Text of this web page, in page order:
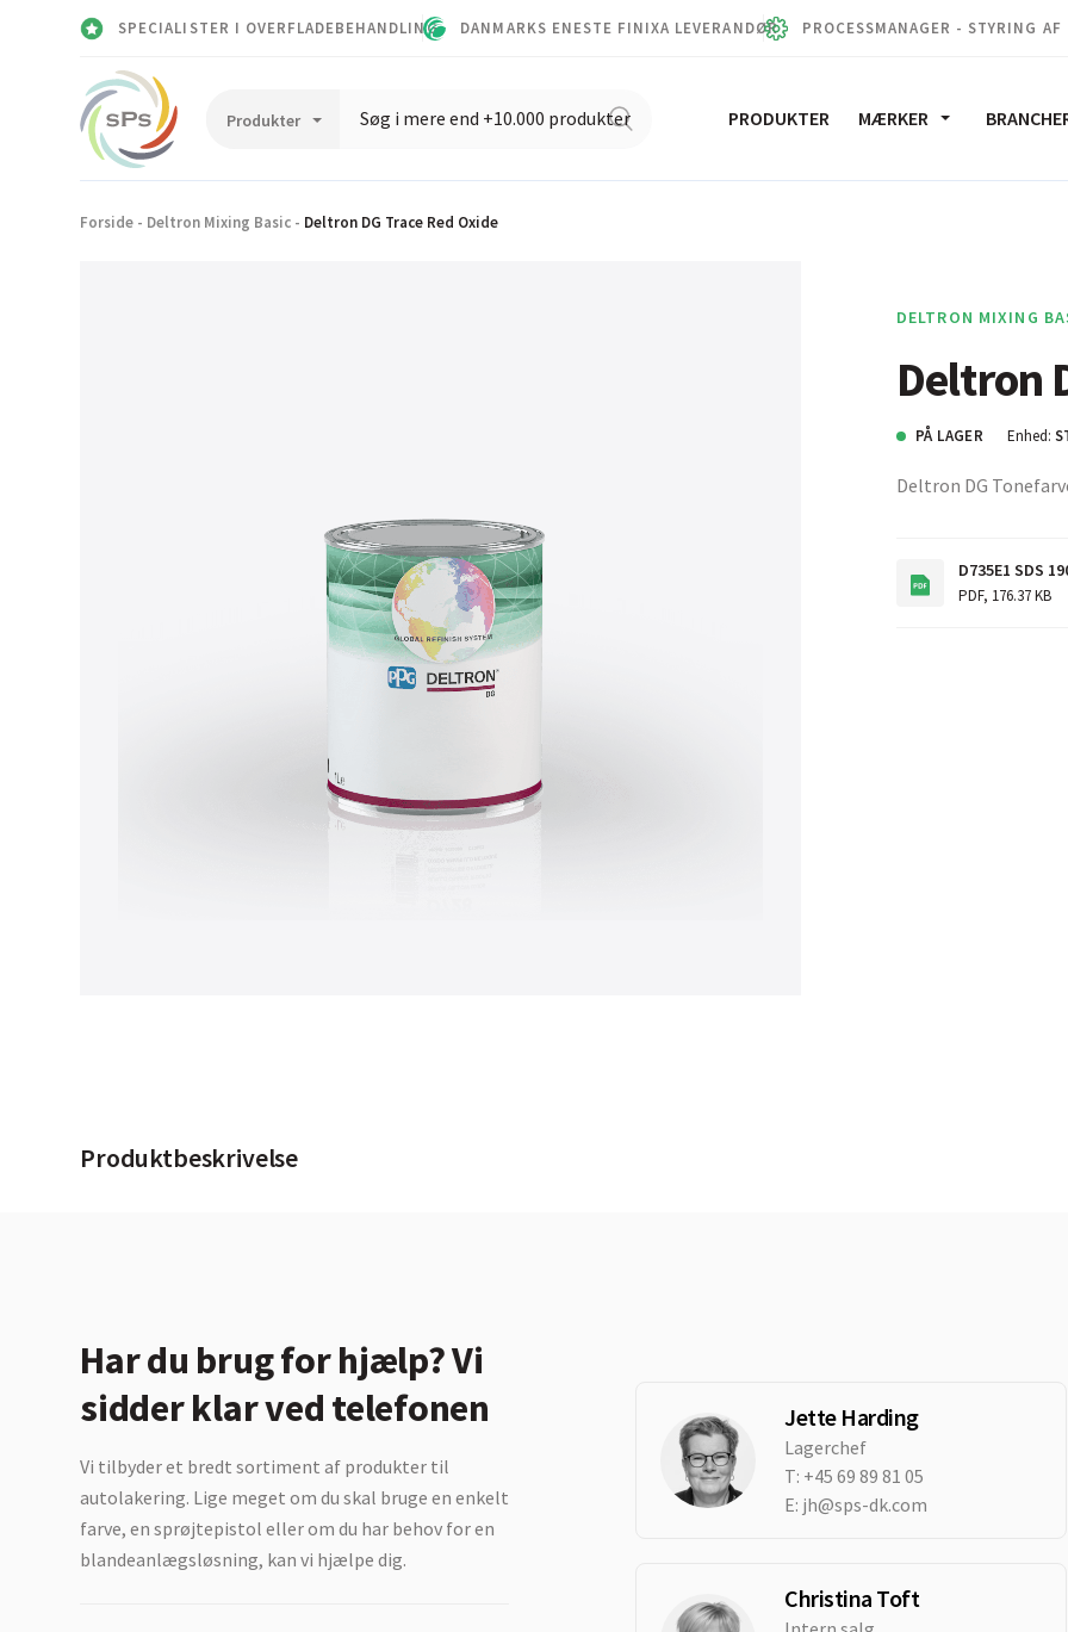
SPECIALISTER I OVERFLADEBEHANDLING DANMARKS ENESTE FINIXA LEVERANDØR PROCESSMANAGER - STYRING AF
PRODUKTER MÆRKER
Forside - Deltron Mixing Basic - Deltron DG Trace Red Oxide
DELTRON MIXING
Deltron
PÅ LAGER Enhed:
Deltron DG
D735E1 SDS
PDF, 176.37 KB
Produktbeskrivelse
Har du brug for hjælp? Vi
sidder klar ved telefonen
Vi tilbyder et bredt sortiment af produkter til
autolakering. Lige meget om du skal bruge en enkelt
farve, en sprøjtepistol eller om du har behov for en
blandeanlægsløsning, kan vi hjælpe dig.
Jette Harding
Lagerchef
T: +45 69 89 81 05
E: jh@sps-dk.com
Christina Toft